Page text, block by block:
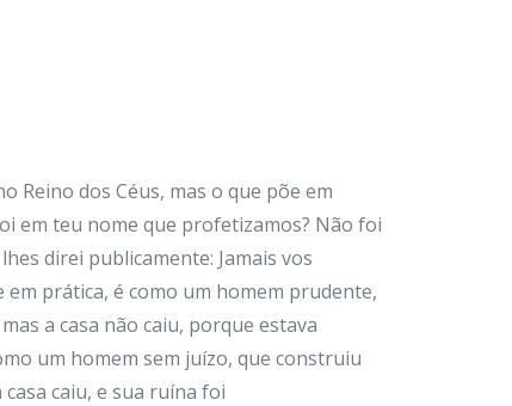
Reino dos Céus, mas o que põe em
em teu nome que profetizamos? Não foi
direi publicamente: Jamais vos
prática, é como um homem prudente,
a casa não caiu, porque estava
um homem sem juízo, que construiu
caiu, e sua ruína foi